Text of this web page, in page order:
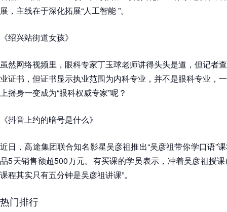
展，主线在于深化拓展“人工智能 ”。
《绍兴站街道女孩》
虽然网络视频里，眼科专家丁玉球老师讲得头头是道，但记者
业证书，但证书显示执业范围为内科专业，并不是眼科专业，
上摇身一变成为“眼科权威专家”呢？
《抖音上约的暗号是什么》
近日，高途集团联合知名影星吴彦祖推出“吴彦祖带你学口语”
品5天销售额超500万元。有买课的学员表示，冲着吴彦祖授
课程其实只有五分钟是吴彦祖讲课”。
热门排行